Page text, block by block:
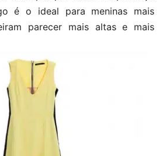
é o ideal para meninas mais
parecer mais altas e mais